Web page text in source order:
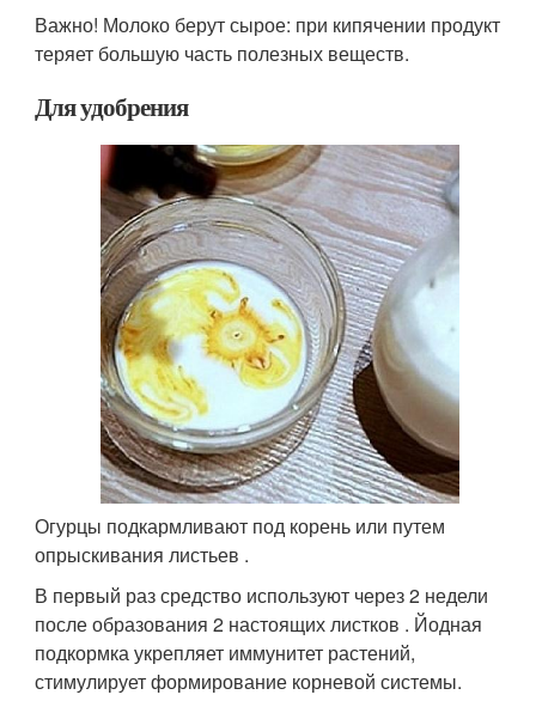
Важно! Молоко берут сырое: при кипячении продукт
теряет большую часть полезных веществ.
Для удобрения
Огурцы подкармливают под корень или путем
опрыскивания листьев .
В первый раз средство используют через 2 недели
после образования 2 настоящих листков . Йодная
подкормка укрепляет иммунитет растений,
стимулирует формирование корневой системы.